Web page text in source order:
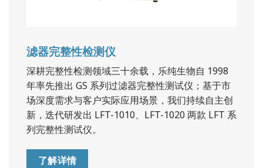
滤器完整性检测仪
深耕完整性检测领域三十余载，乐纯生物自 1998
年率先推出 GS 系列过滤器完整性测试仪；基于市
场深度需求与客户实际应用场景，我们持续自主创
新，迭代研发出 LFT-1010、LFT-1020 两款 LFT 系
列完整性测试仪。
了解详情